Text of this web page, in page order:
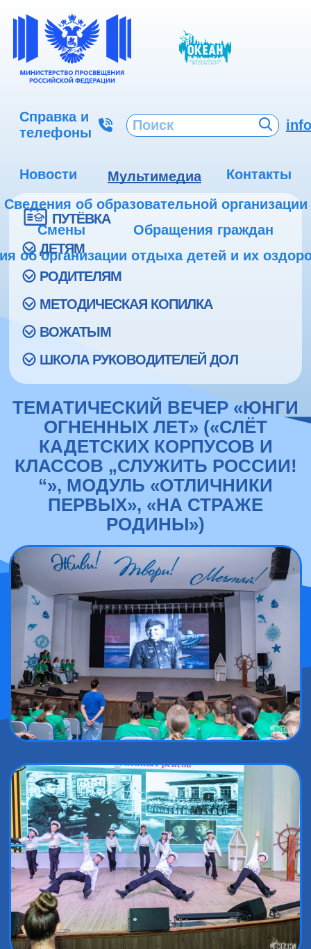
Справка и
телефоны
Новости Мультимедиа
Контакты
Сведения об образовательной организации
Смены
Обращения граждан
об организации отдыха детей и их
ПУТЁВКА
ДЕТЯМ
РОДИТЕЛЯМ
МЕТОДИЧЕСКАЯ КОПИЛКА
ВОЖАТЫМ
ШКОЛА РУКОВОДИТЕЛЕЙ ДОЛ
ТЕМАТИЧЕСКИЙ ВЕЧЕР «ЮНГИ
ОГНЕННЫХ ЛЕТ» («СЛЁТ
КАДЕТСКИХ КОРПУСОВ И
КЛАССОВ „СЛУЖИТЬ РОССИИ!
“», МОДУЛЬ «ОТЛИЧНИКИ
ПЕРВЫХ», «НА СТРАЖЕ
РОДИНЫ»)